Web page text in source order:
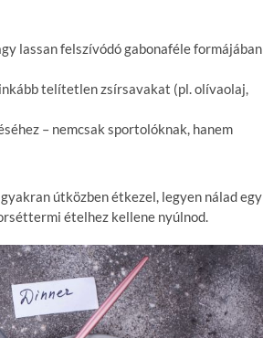
lassan felszívódó gabonaféle formájában
telítetlen zsírsavakat (pl. olívaolaj,
– nemcsak sportolóknak, hanem
útközben étkezel, legyen nálad egy
ételhez kellene nyúlnod.